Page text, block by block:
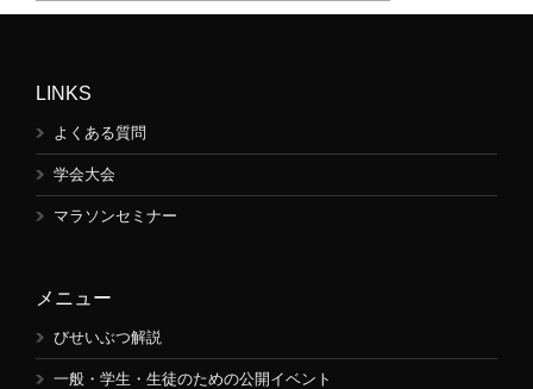
LINKS
よくある質問
学会大会
マラソンセミナー
メニュー
びせいぶつ解説
一般・学生・生徒のための公開イベント